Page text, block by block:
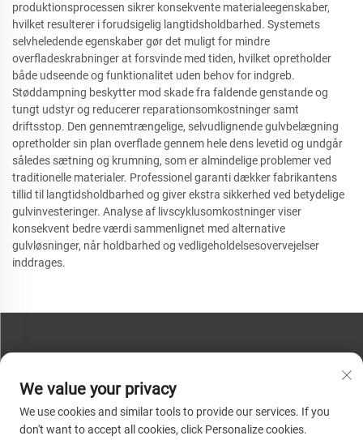
produktionsprocessen sikrer konsekvente materialeegenskaber,
hvilket resulterer i forudsigelig langtidsholdbarhed. Systemets
selvheledende egenskaber gør det muligt for mindre
overfladeskrabninger at forsvinde med tiden, hvilket opretholder
både udseende og funktionalitet uden behov for indgreb.
Støddampning beskytter mod skade fra faldende genstande og
tungt udstyr og reducerer reparationsomkostninger samt
driftsstop. Den gennemtrængelige, selvudlignende gulvbelægning
opretholder sin plan overflade gennem hele dens levetid og undgår
således sætning og krumning, som er almindelige problemer ved
traditionelle materialer. Professionel garanti dækker fabrikantens
tillid til langtidsholdbarhed og giver ekstra sikkerhed ved betydelige
gulvinvesteringer. Analyse af livscyklusomkostninger viser
konsekvent bedre værdi sammenlignet med alternative
gulvløsninger, når holdbarhed og vedligeholdelsesovervejelser
inddrages.
Telefon:+86-13793890209
Tel: +86-13793890209
We value your privacy
We use cookies and similar tools to provide our services. If you
don't want to accept all cookies, click Personalize cookies.